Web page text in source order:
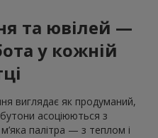
та ювілей —
у кожній
виглядає як продуманий,
асоціюються з
палітра — з теплом і